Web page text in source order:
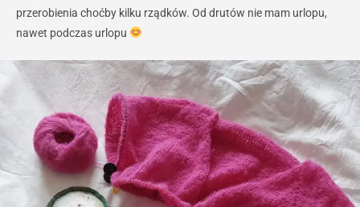
przerobienia choćby kilku rządków. Od drutów nie mam urlopu,
nawet podczas urlopu